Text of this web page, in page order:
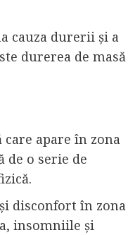
cauza durerii și a
durerea de masă
care apare în zona
de o serie de
disconfort în zona
insomniile și